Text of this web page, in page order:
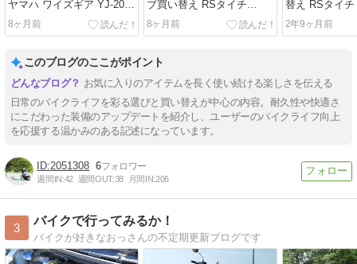
ヤマハ ワイズギア YJ-20
ゼニス
8ヶ月前
ブ買い替え RSタイチ
RST664カーボンウインタ
ーグローブ
8ヶ月前
替え RSタイチ
DRYMASTER
ーズ
2年9ヶ月前
このブログのここがポイント
お気に入りのアイテムを長く使い続ける楽しさを伝える
日常のバイクライフを彩る選びと買い替えが中心の内容。耐久性や快適さ
にこだわった装備のアップデートを紹介し、ユーザーのバイクライフ向上
を応援する温かみのある記述になっています。
2051308 6
週間IN:42 週間OUT:38 月間IN:206
3
バイクで行ってみるか！
バイクが好きなおっさんの不定期更新ブログです